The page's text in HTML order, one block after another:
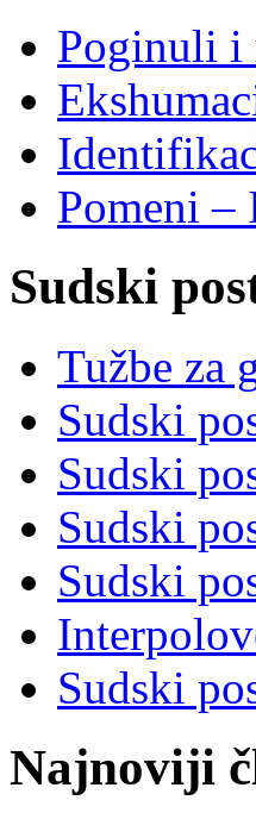
Poginuli i
Pomeni –
Sudski
Tužbe za
Sudski
Sudski
Sudski
Sudski
Sudski
Najnoviji